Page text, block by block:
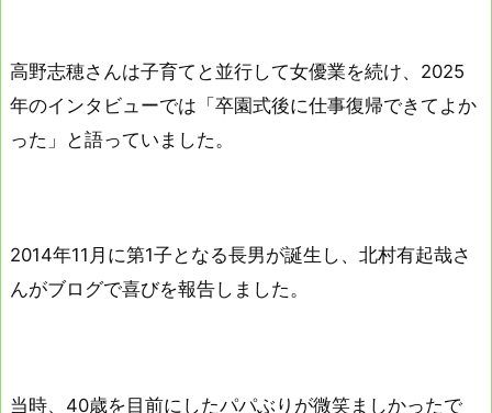
高野志穂さんは子育てと並行して女優業を続け、2025
年のインタビューでは「卒園式後に仕事復帰できてよか
った」と語っていました。
2014年11月に第1子となる長男が誕生し、北村有起哉さ
んがブログで喜びを報告しました。
当時、40歳を目前にしたパパぶりが微笑ましかったで